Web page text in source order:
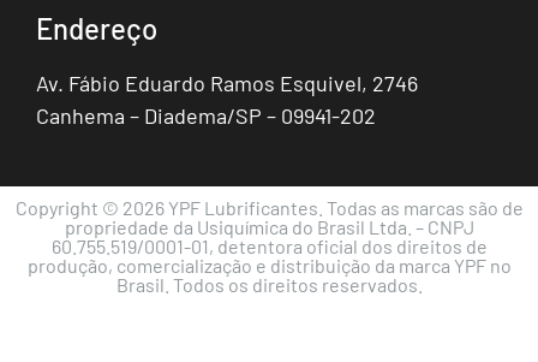
Endereço
Av. Fábio Eduardo Ramos Esquivel, 2746
Canhema – Diadema/SP – 09941-202
Copyright © 2026 YPF Lubrificantes. Todas as marcas são de
propriedade da Usiquímica do Brasil Ltda. – CNPJ
60.755.519/0001-01, detentora oficial dos direitos de
produção, comercialização e distribuição da marca YPF no
Brasil. Todos os direitos reservados.